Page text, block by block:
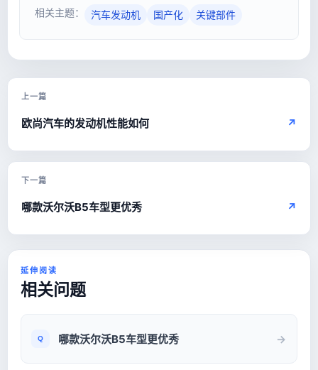
相关主题：
汽车发动机 国产化 关键部件
上一篇
欧尚汽车的发动机性能如何 ↗
下一篇
哪款沃尔沃B5车型更优秀 ↗
延伸阅读
相关问题
哪款沃尔沃B5车型更优秀